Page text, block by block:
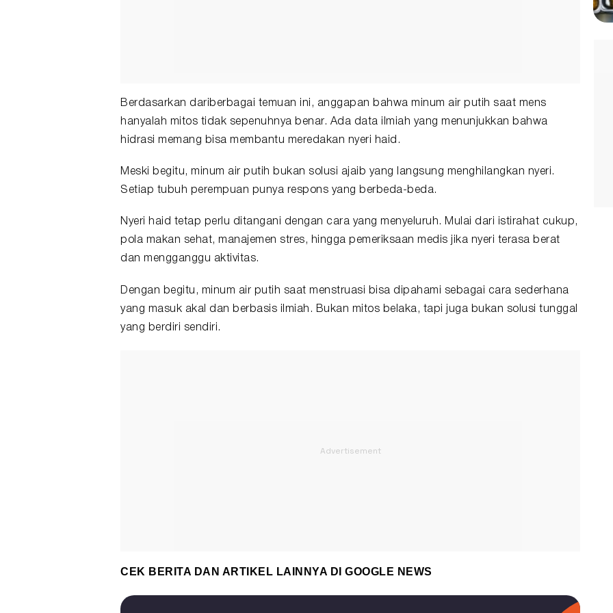
Berdasarkan dariberbagai temuan ini, anggapan bahwa minum air putih saat mens
hanyalah mitos tidak sepenuhnya benar. Ada data ilmiah yang menunjukkan bahwa
hidrasi memang bisa membantu meredakan nyeri haid.
Meski begitu, minum air putih bukan solusi ajaib yang langsung menghilangkan nyeri.
Setiap tubuh perempuan punya respons yang berbeda-beda.
Nyeri haid tetap perlu ditangani dengan cara yang menyeluruh. Mulai dari istirahat cukup,
pola makan sehat, manajemen stres, hingga pemeriksaan medis jika nyeri terasa berat
dan mengganggu aktivitas.
Dengan begitu, minum air putih saat menstruasi bisa dipahami sebagai cara sederhana
yang masuk akal dan berbasis ilmiah. Bukan mitos belaka, tapi juga bukan solusi tunggal
yang berdiri sendiri.
CEK BERITA DAN ARTIKEL LAINNYA DI GOOGLE NEWS